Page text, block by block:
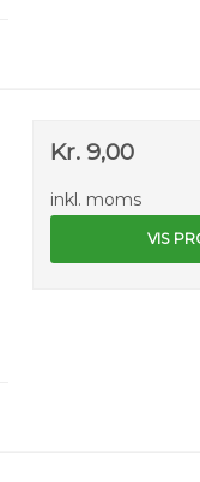
Kr. 9,00
inkl. moms
VIS